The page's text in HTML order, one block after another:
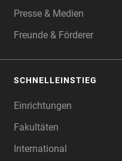
Presse & Medien
Freunde & Förderer
SCHNELLEINSTIEG
Einrichtungen
Fakultäten
International